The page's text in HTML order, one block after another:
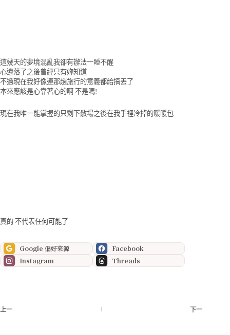
這幾天的夢境混亂我卻有辦法一睡不醒
心遺落了之後曾經只有妳知道
不過現在我好像連那趟旅行的意義都給搞丟了
本來應該是心靠著心的啊 不是嗎!
現在我唯一能掌握的只剩下散場之後在我手裡冷掉的暖暖包
真的 不代表任何可能了
Google 偏好來源
Facebook
Instagram
Threads
上一 下一